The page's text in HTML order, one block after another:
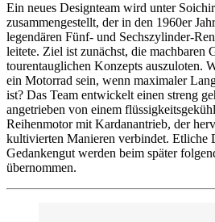
Ein neues Designteam wird unter
zusammengestellt, der in den 1960er
legendären Fünf- und Sechszylinder-
leitete. Ziel ist zunächst, die machbaren
tourentauglichen Konzepts auszuloten.
ein Motorrad sein, wenn maximaler
ist? Das Team entwickelt einen streng
angetrieben von einem
Reihenmotor mit Kardanantrieb, der
kultivierten Manieren verbindet. Etliche
Gedankengut werden beim später
übernommen.